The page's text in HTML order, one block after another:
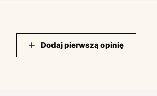
Dodaj pierwszą opinię